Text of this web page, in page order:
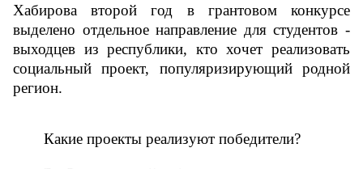
Хабирова второй год в грантовом конкурсе
выделено отдельное направление для студентов -
выходцев из республики, кто хочет реализовать
социальный проект, популяризирующий родной
регион.
Какие проекты реализуют победители?